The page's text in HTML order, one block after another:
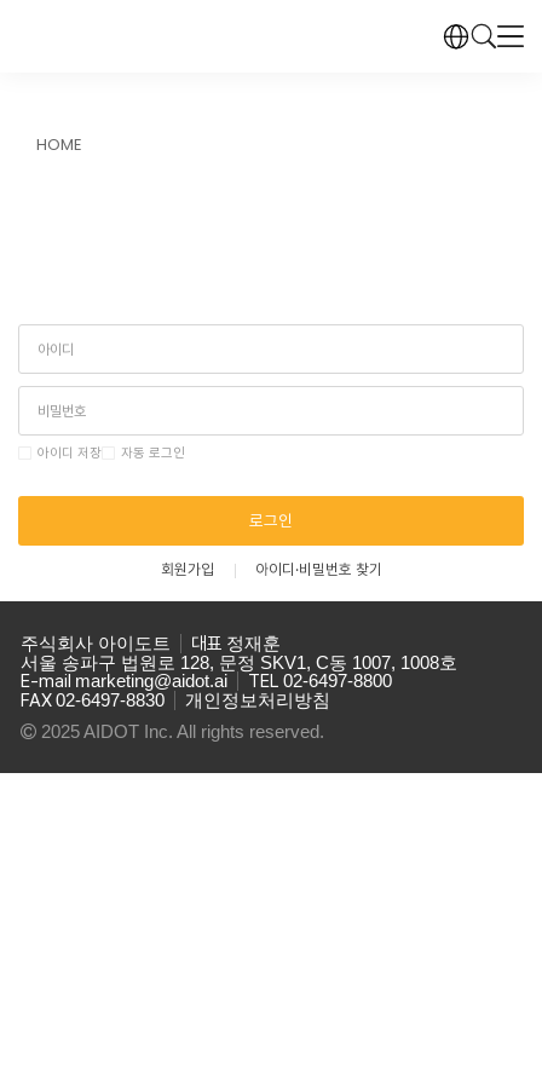
HOME
아이디 저장 자동 로그인
로그인
회원가입 아이디·비밀번호 찾기
주식회사 아이도트 대표 정재훈
서울 송파구 법원로 128, 문정 SKV1, C동 1007, 1008호
E-mail marketing@aidot.ai TEL 02-6497-8800
FAX02-6497-8830
개인정보처리방침
2025 AIDOT Inc. All rights reserved.